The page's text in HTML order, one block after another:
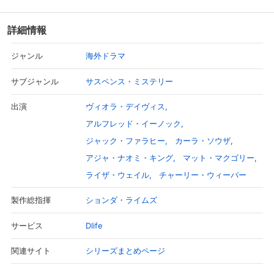
詳細情報
ジャンル 海外ドラマ
サブジャンル サスペンス・ミステリー
出演
ヴィオラ・デイヴィス
アルフレッド・イーノック
ジャック・ファラヒー
カーラ・ソウザ
アジャ・ナオミ・キング
マット・マクゴリー
ライザ・ウェイル
チャーリー・ウィーバー
製作総指揮 ションダ・ライムズ
サービス Dlife
関連サイト シリーズまとめページ